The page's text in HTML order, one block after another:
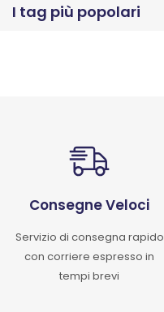
I tag più popolari
Consegne Veloci
Servizio di consegna rapido
con corriere espresso in
tempi brevi